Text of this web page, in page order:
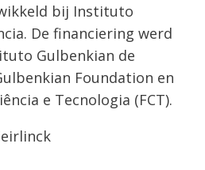
bij Instituto
De financiering werd
Gulbenkian de
Foundation en
e Tecnologia (FCT).